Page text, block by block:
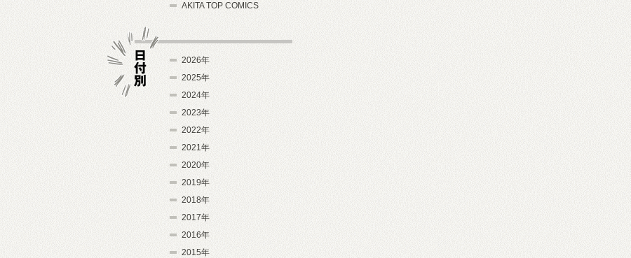
AKITA TOP COMICS
2026年
2025年
2024年
2023年
2022年
2021年
2020年
2019年
2018年
2017年
2016年
2015年